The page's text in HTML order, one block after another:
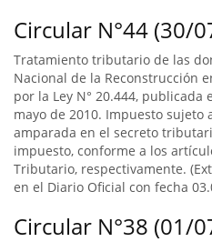
Circular N°44 (30/
Tratamiento tributario de las
Nacional de la Reconstrucción
por la Ley N° 20.444, publicada
mayo de 2010. Impuesto
amparada en el secreto
impuesto, conforme a los
Tributario, respectivamente.
en el Diario Oficial con fecha
Circular N°38 (01/